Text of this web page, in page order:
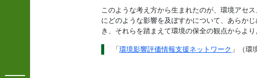
このような考え方から生まれたのが、環境アセ
にどのような影響を及ぼすかについて、あらか
き、それらを踏まえて環境の保全の観点からよ
「環境影響評価情報支援ネットワーク 」（環